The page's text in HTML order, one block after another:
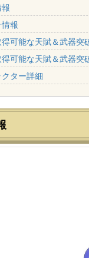
報
可能な天賦＆武器突
可能な天賦＆武器突
ター詳細